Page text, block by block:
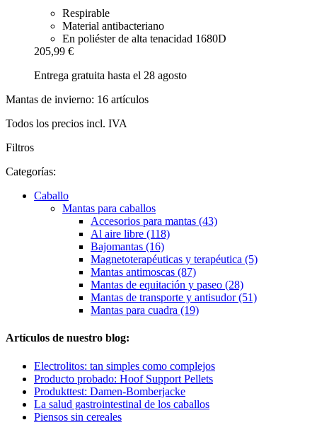
Respirable
Material antibacteriano
En poliéster de alta tenacidad 1680D
205,99 €
Entrega gratuita hasta el 28 agosto
Mantas de invierno: 16 artículos
Todos los precios incl. IVA
Filtros
Categorías:
Caballo
Mantas para caballos
Accesorios para mantas (43)
Al aire libre (118)
Bajomantas (16)
Magnetoterapéuticas y terapéutica (5)
Mantas antimoscas (87)
Mantas de equitación y paseo (28)
Mantas de transporte y antisudor (51)
Mantas para cuadra (19)
Artículos de nuestro blog:
Electrolitos: tan simples como complejos
Producto probado: Hoof Support Pellets
Produkttest: Damen-Bomberjacke
La salud gastrointestinal de los caballos
Piensos sin cereales